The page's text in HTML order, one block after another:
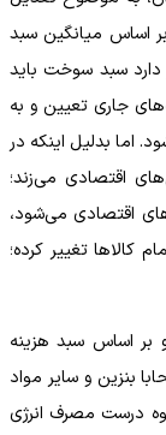
اساس میانگین سبد
سبد سوخت باید
جاری تعیین و به
بدلیل اینکه در
اقتصادی می‌زند؛
اقتصادی می‌شود،
کالاها تغییر کرده؛
اساس سبد هزینه
بنزین و سایر مواد
درست مصرف انرژی